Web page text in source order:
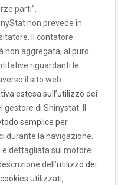
parti”.
non prevede in
Il contatore
non aggregata, al puro
riguardanti le
il sito web.
estesa sull’utilizzo dei
di Shinystat. Il
semplice per
durante la navigazione.
e dettagliata sul motore
dell’utilizzo dei
utilizzati,